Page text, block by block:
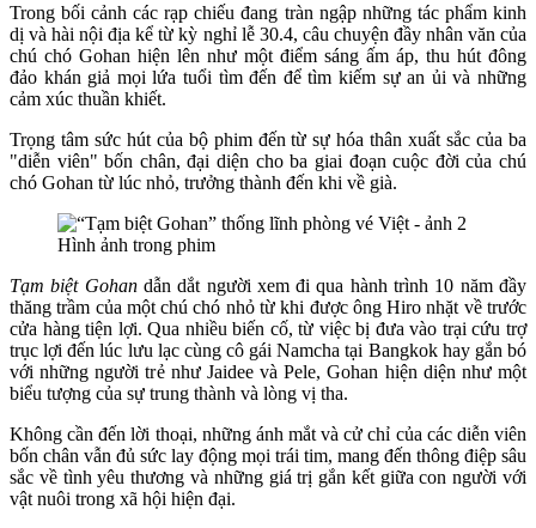
Trong bối cảnh các rạp chiếu đang tràn ngập những tác phẩm kinh
dị và hài nội địa kể từ kỳ nghỉ lễ 30.4, câu chuyện đầy nhân văn của
chú chó Gohan hiện lên như một điểm sáng ấm áp, thu hút đông
đảo khán giả mọi lứa tuổi tìm đến để tìm kiếm sự an ủi và những
cảm xúc thuần khiết.
Trọng tâm sức hút của bộ phim đến từ sự hóa thân xuất sắc của ba
"diễn viên" bốn chân, đại diện cho ba giai đoạn cuộc đời của chú
chó Gohan từ lúc nhỏ, trưởng thành đến khi về già.
Hình ảnh trong phim
Tạm biệt Gohan dẫn dắt người xem đi qua hành trình 10 năm đầy
thăng trầm của một chú chó nhỏ từ khi được ông Hiro nhặt về trước
cửa hàng tiện lợi. Qua nhiều biến cố, từ việc bị đưa vào trại cứu trợ
trục lợi đến lúc lưu lạc cùng cô gái Namcha tại Bangkok hay gắn bó
với những người trẻ như Jaidee và Pele, Gohan hiện diện như một
biểu tượng của sự trung thành và lòng vị tha.
Không cần đến lời thoại, những ánh mắt và cử chỉ của các diễn viên
bốn chân vẫn đủ sức lay động mọi trái tim, mang đến thông điệp sâu
sắc về tình yêu thương và những giá trị gắn kết giữa con người với
vật nuôi trong xã hội hiện đại.